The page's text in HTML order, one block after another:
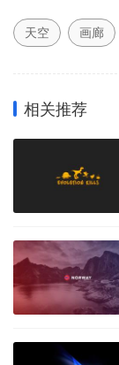
天空 画廊
相关推荐